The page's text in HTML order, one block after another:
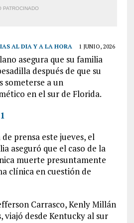
PATROCINADO
AL DIA Y A LA HORA 1 JUNIO, 2026
asegura que su familia
después de que su
someterse a un
en el sur de Florida.
prensa este jueves, el
aseguró que el caso de la
muerte presuntamente
clínica en cuestión de
Carrasco, Kenly Millán
viajó desde Kentucky al sur